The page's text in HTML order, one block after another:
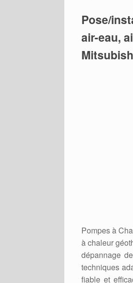
Pose/
air-eau,
Pompes à
à chaleur
dépannage
techniques
fiable et